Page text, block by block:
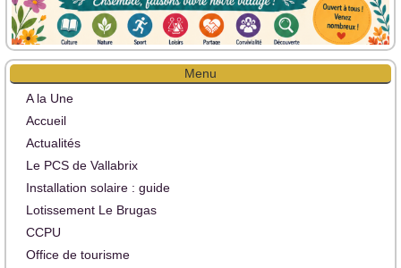
Menu
A la Une
Accueil
Actualités
Le PCS de Vallabrix
Installation solaire : guide
Lotissement Le Brugas
CCPU
Office de tourisme